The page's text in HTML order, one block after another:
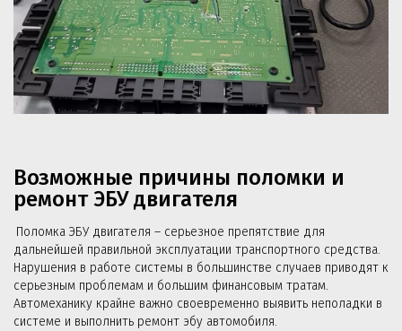
Возможные причины поломки и
ремонт ЭБУ двигателя
Поломка ЭБУ двигателя – серьезное препятствие для
дальнейшей правильной эксплуатации транспортного средства.
Нарушения в работе системы в большинстве случаев приводят к
серьезным проблемам и большим финансовым тратам.
Автомеханику крайне важно своевременно выявить неполадки в
системе и выполнить ремонт эбу автомобиля.